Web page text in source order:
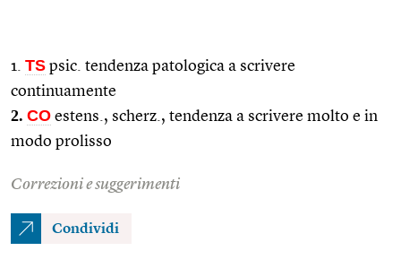
1. TS psic. tendenza patologica a scrivere
continuamente
2. CO estens., scherz., tendenza a scrivere molto e in
modo prolisso
Correzioni e suggerimenti
Condividi